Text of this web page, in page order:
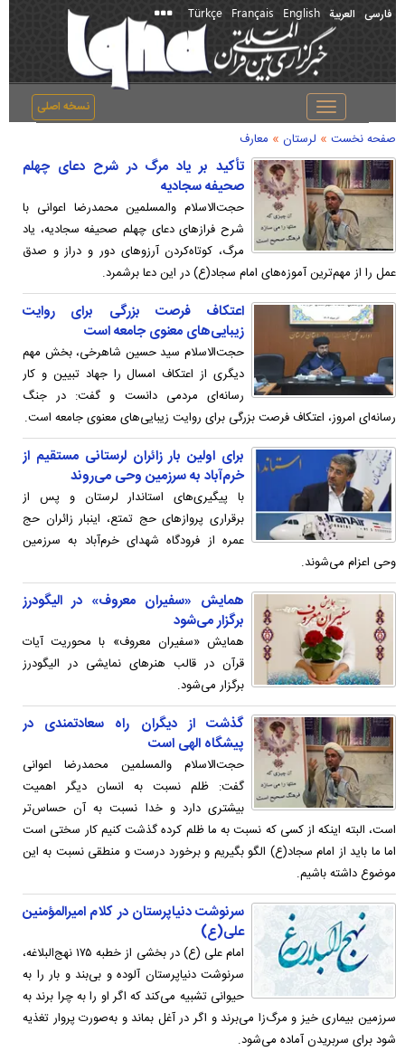
فارسی العربیة English
Français
Türkçe
نسخه اصلی
Toggle
navigation
صفحه نخست » لرستان » معارف
تأکید بر یاد مرگ در شرح دعای چهلم
صحیفه سجادیه
حجت‌الاسلام والمسلمین محمدرضا اعوانی با
شرح فرازهای دعای چهلم صحیفه سجادیه، یاد
مرگ، کوتاه‌کردن آرزوهای دور و دراز و صدق
عمل را از مهم‌ترین آموزه‌های امام سجاد(ع) در این دعا برشمرد.
اعتکاف فرصت بزرگی برای روایت
زیبایی‌های معنوی جامعه است
حجت‌الاسلام سید حسین شاهرخی، بخش مهم
دیگری از اعتکاف امسال را جهاد تبیین و کار
رسانه‌ای مردمی دانست و گفت: در جنگ
رسانه‌ای امروز، اعتکاف فرصت بزرگی برای روایت زیبایی‌های معنوی جامعه است.
برای اولین بار زائران لرستانی مستقیم از
خرم‌آباد به سرزمین وحی می‌روند
با پیگیری‌های استاندار لرستان و پس از
برقراری پروازهای حج تمتع، اینبار زائران حج
عمره از فرودگاه شهدای خرم‌آباد به سرزمین
وحی اعزام می‌شوند.
همایش «سفیران معروف» در الیگودرز
برگزار می‌شود
همایش «سفیران معروف» با محوریت آیات
قرآن در قالب هنرهای نمایشی در الیگودرز
برگزار می‌شود.
گذشت از دیگران راه سعادتمندی در
پیشگاه الهی است
حجت‌الاسلام والمسلمین محمدرضا اعوانی
گفت: ظلم نسبت به انسان دیگر اهمیت
بیشتری دارد و خدا نسبت به آن حساس‌تر
است، البته اینکه از کسی که نسبت به ما ظلم کرده گذشت کنیم کار سختی است
اما ما باید از امام سجاد(ع) الگو بگیریم و برخورد درست و منطقی نسبت به این
موضوع داشته باشیم.
سرنوشت دنیاپرستان در کلام امیرالمؤمنین
علی(ع)
امام علی (ع) در بخشی از خطبه ۱۷۵ نهج‌البلاغه،
سرنوشت دنیاپرستان آلوده و بى‌بند و بار را به
حیوانى تشبیه مى‌کند که اگر او را به چرا برند به
سرزمين بيمارى خيز و مرگ‌زا مى‌برند و اگر در آغل بماند و به‌صورت پروار تغذيه
شود براى سربريدن آماده مى‌شود.